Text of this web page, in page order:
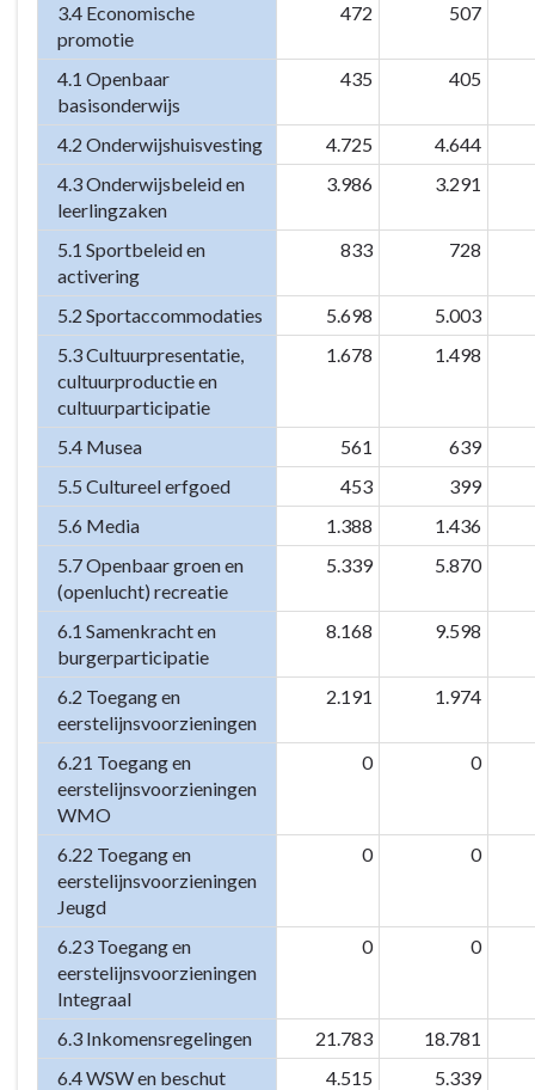
3.4 Economische
promotie
472 507
4.1 Openbaar
basisonderwijs
435 405
4.2 Onderwijshuisvesting 4.725
4.644
4.3 Onderwijsbeleid en
leerlingzaken
3.986 3.291
5.1 Sportbeleid en
activering
833 728
5.2 Sportaccommodaties 5.698
5.003
5.3 Cultuurpresentatie,
cultuurproductie en
cultuurparticipatie
1.678 1.498
5.4 Musea 561
639
5.5 Cultureel erfgoed
453
399
5.6 Media
1.388
1.436
5.7 Openbaar groen en
(openlucht) recreatie
5.339 5.870
6.1 Samenkracht en
burgerparticipatie
8.168 9.598
6.2 Toegang en
eerstelijnsvoorzieningen
2.191 1.974
6.21 Toegang en
eerstelijnsvoorzieningen
WMO
0 0
6.22 Toegang en
eerstelijnsvoorzieningen
Jeugd
0 0
6.23 Toegang en
eerstelijnsvoorzieningen
Integraal
0 0
6.3 Inkomensregelingen 21.783
18.781
6.4 WSW en beschut
4.515 5.339